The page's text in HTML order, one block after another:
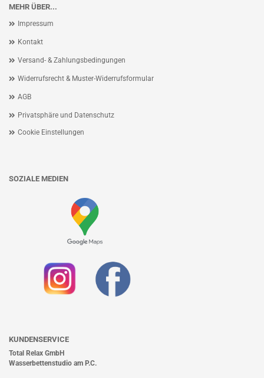
MEHR ÜBER...
Impressum
Kontakt
Versand- & Zahlungsbedingungen
Widerrufsrecht & Muster-Widerrufsformular
AGB
Privatsphäre und Datenschutz
Cookie Einstellungen
SOZIALE MEDIEN
KUNDENSERVICE
Total Relax GmbH
Wasserbettenstudio am P.C.